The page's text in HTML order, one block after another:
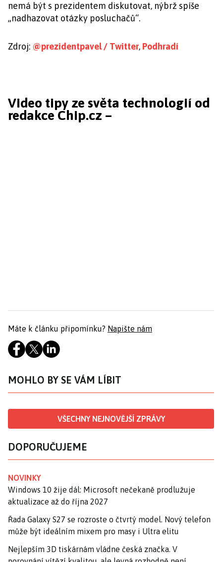
nemá být s prezidentem diskutovat, nýbrž spíše
„nadhazovat otázky posluchačů“.
Zdroj: @prezidentpavel / Twitter, Podhradí
Video tipy ze světa technologií od
redakce Chip.cz –
Máte k článku připomínku? Napište nám
MOHLO BY SE VÁM LÍBIT
VŠECHNY NEJNOVĚJŠÍ ZPRÁVY
DOPORUČUJEME
NOVINKY
Windows 10 žije dál: Microsoft nečekaně prodlužuje
aktualizace až do října 2027
Řada Galaxy S27 se rozroste o čtvrtý model. Nový telefon
může být ideálním mixem pro masy i Ultra elitu
Nejlepším 3D tiskárnám vládne česká značka. V